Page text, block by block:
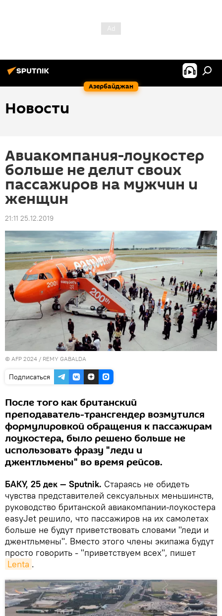
Азербайджан
Новости
Авиакомпания-лоукостер
больше не делит своих
пассажиров на мужчин и
женщин
21:11 25.12.2019
© AFP 2024 / REMY GABALDA
Подписаться
После того как британский
преподаватель-трансгендер возмутился
формулировкой обращения к пассажирам
лоукостера, было решено больше не
использовать фразу "леди и
джентльмены" во время рейсов.
БАКУ, 25 дек — Sputnik. Стараясь не обидеть
чувства представителей сексуальных меньшинств,
руководство британской авиакомпании-лоукостера
easyJet решило, что пассажиров на их самолетах
больше не будут приветствовать словами "леди и
джентльмены". Вместо этого члены экипажа будут
просто говорить - "приветствуем всех", пишет
Lenta .